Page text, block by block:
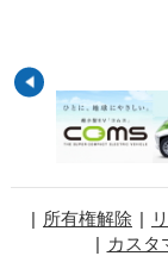
所有権解除
カスタ